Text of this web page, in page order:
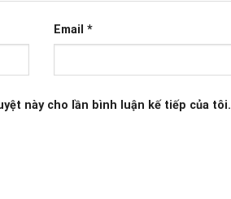
Email *
này cho lần bình luận kế tiếp của tôi.